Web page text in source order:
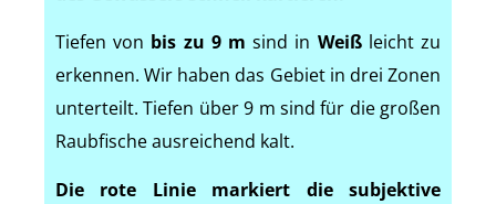
Tiefen von bis zu 9 m sind in Weißleicht zu
erkennen. Wir haben das Gebiet in drei Zonen
unterteilt. Tiefen über 9 m sind für die großen
Raubfische ausreichend kalt.
Die rote Linie markiert die subjektive